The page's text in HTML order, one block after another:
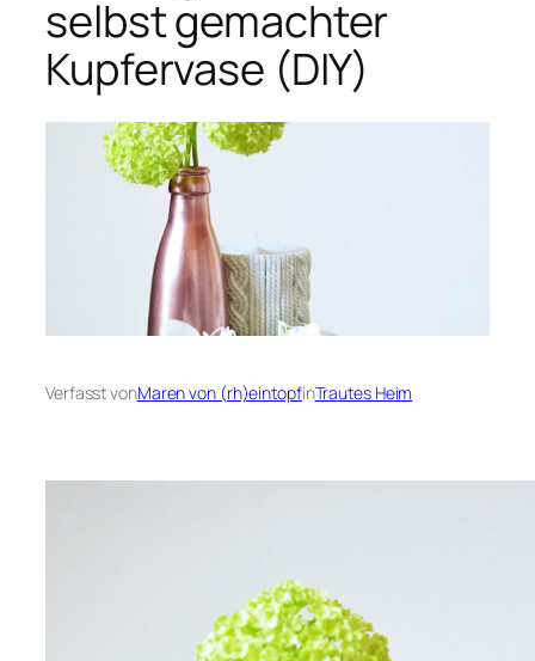
selbst gemachter
Kupfervase (DIY)
Verfasst vonMaren von (rh)eintopfinTrautes Heim